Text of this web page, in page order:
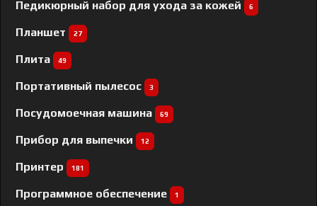
Педикюрный набор для ухода за кожей 6
Планшет 27
Плита 49
Портативный пылесос 3
Посудомоечная машина 69
Прибор для выпечки 12
Принтер 181
Программное обеспечение 1